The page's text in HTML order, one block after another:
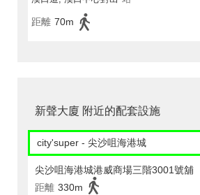
距離 70m
新聲大廈 附近的配套設施
city'super - 尖沙咀海港城
尖沙咀海港城港威商場三階3001號舖
距離 330m